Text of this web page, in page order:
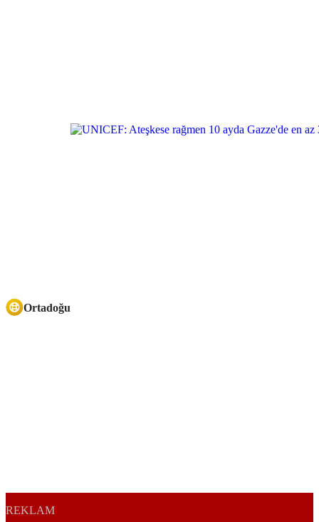
Ortadoğu
REKLAM